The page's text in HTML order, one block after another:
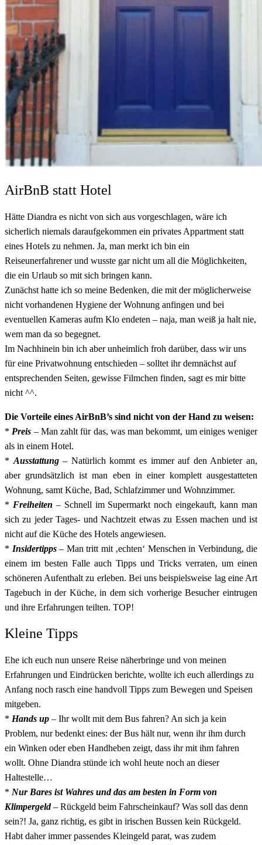
AirBnB statt Hotel
Hätte Diandra es nicht von sich aus vorgeschlagen, wäre ich
sicherlich niemals daraufgekommen ein privates Appartment statt
eines Hotels zu nehmen. Ja, man merkt ich bin ein
Reiseunerfahrener und wusste gar nicht um all die Möglichkeiten,
die ein Urlaub so mit sich bringen kann.
Zunächst hatte ich so meine Bedenken, die mit der möglicherweise
nicht vorhandenen Hygiene der Wohnung anfingen und bei
eventuellen Kameras aufm Klo endeten – naja, man weiß ja halt nie,
wem man da so begegnet.
Im Nachhinein bin ich aber unheimlich froh darüber, dass wir uns
für eine Privatwohnung entschieden – solltet ihr demnächst auf
entsprechenden Seiten, gewisse Filmchen finden, sagt es mir bitte
nicht ^^.
Die Vorteile eines AirBnB’s sind nicht von der Hand zu weisen:
* Preis – Man zahlt für das, was man bekommt, um einiges weniger
als in einem Hotel.
* Ausstattung– Natürlich kommt es immer auf den Anbieter an,
aber grundsätzlich ist man eben in einer komplett ausgestatteten
Wohnung, samt Küche, Bad, Schlafzimmer und Wohnzimmer.
* Freiheiten – Schnell im Supermarkt noch eingekauft, kann man
sich zu jeder Tages- und Nachtzeit etwas zu Essen machen und ist
nicht auf die Küche des Hotels angewiesen.
* Insidertipps– Man tritt mit ‚echten‘ Menschen in Verbindung, die
einem im besten Falle auch Tipps und Tricks verraten, um einen
schöneren Aufenthalt zu erleben. Bei uns beispielsweise lag eine Art
Tagebuch in der Küche, in dem sich vorherige Besucher eintrugen
und ihre Erfahrungen teilten. TOP!
Kleine Tipps
Ehe ich euch nun unsere Reise näherbringe und von meinen
Erfahrungen und Eindrücken berichte, wollte ich euch allerdings zu
Anfang noch rasch eine handvoll Tipps zum Bewegen und Speisen
mitgeben.
* Hands up – Ihr wollt mit dem Bus fahren? An sich ja kein
Problem, nur bedenkt eines: der Bus hält nur, wenn ihr ihm durch
ein Winken oder eben Handheben zeigt, dass ihr mit ihm fahren
wollt. Ohne Diandra stünde ich wohl heute noch an dieser
Haltestelle…
* Nur Bares ist Wahres und das am besten in Form von
Klimpergeld– Rückgeld beim Fahrscheinkauf? Was soll das denn
sein?! Ja, ganz richtig, es gibt in irischen Bussen kein Rückgeld.
Habt daher immer passendes Kleingeld parat, was zudem